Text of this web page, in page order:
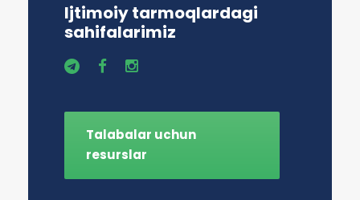
Ijtimoiy tarmoqlardagi
sahifalarimiz
Talabalar uchun
resurslar